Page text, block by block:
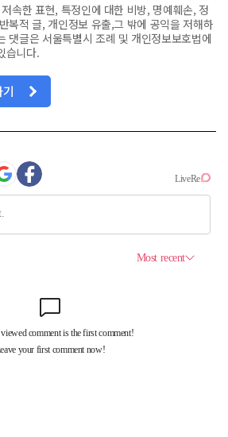
속한 표현, 특정인에 대한 비방, 명예훼손, 정
복적 글, 개인정보 유출,그 밖에 공익을 저해하
댓글은 서울특별시 조례 및 개인정보보호법에
습니다.